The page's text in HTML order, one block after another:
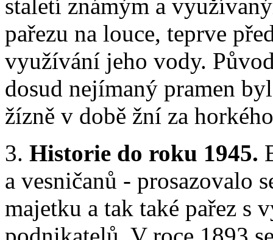
staletí známým a
pařezu na louce, teprve
využívání jeho vody.
dosud nejímaný pramen
žízně v době žní za
3. Historie do roku 1945.
a vesničanů - prosazovalo
majetku a tak také pařez s